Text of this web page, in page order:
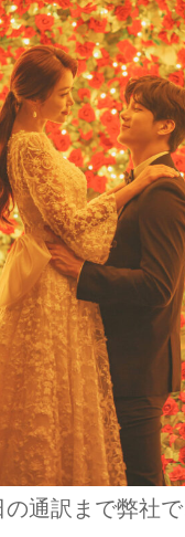
通訳まで弊社